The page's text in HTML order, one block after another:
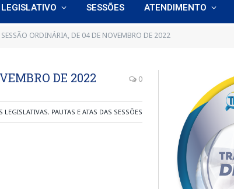
SESSÕES ATENDIMENTO
ORDINÁRIA, DE 04 DE NOVEMBRO DE 2022
DE 2022 0
LEGISLATIVAS, PAUTAS E ATAS DAS SESSÕES